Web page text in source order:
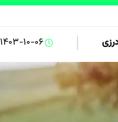
۱۴۰۳-۱۰-۰۶